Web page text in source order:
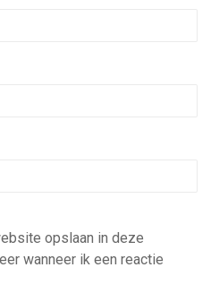
opslaan in deze
wanneer ik een reactie